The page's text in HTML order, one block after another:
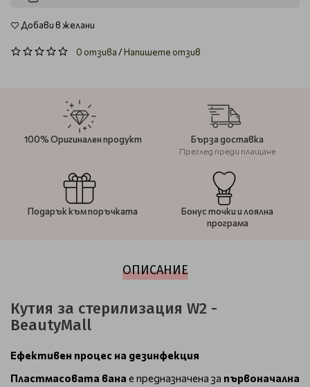
Добави в желани
0 отзива/Напишете отзив
100% Оригинален продукт Бърза доставка
Преглед преди плащане
Подарък към поръчката
Бонус точки и лоялна
програма
ОПИСАНИЕ
Кутия за стерилизация W2 -
BeautyMall
Ефективен процес на дезинфекция
Пластмасовата вана е предназначена за първоначална